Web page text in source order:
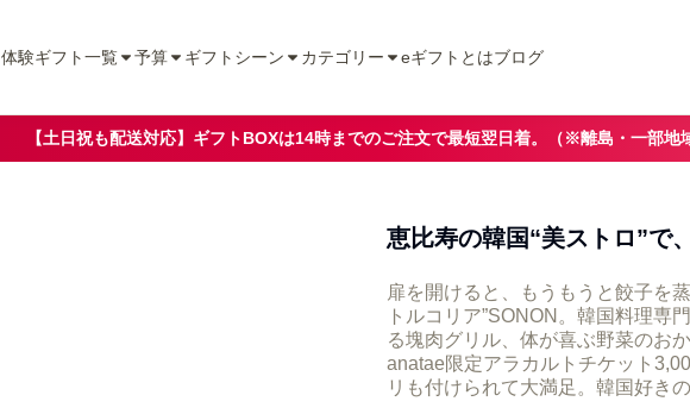
体験ギフト一覧 予算 ギフトシーン カテゴリー eギフトとはブログ
【土日祝も配送対応】ギフトBOXは14時までのご注文で最短翌日着。（※離島・一部地
恵比寿の韓国“美ストロ”で
扉を開けると、もうもうと餃子を
トルコリア”SONON。韓国料理専
る塊肉グリル、体が喜ぶ野菜のお
anatae限定アラカルトチケット
リも付けられて大満足。韓国好き